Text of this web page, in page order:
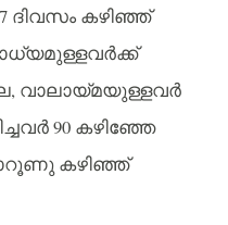
ദിവസം കഴിഞ്ഞ്
, വാലായ്മയുള്ളവർ
90 കഴിഞ്ഞേ
കഴിഞ്ഞ്